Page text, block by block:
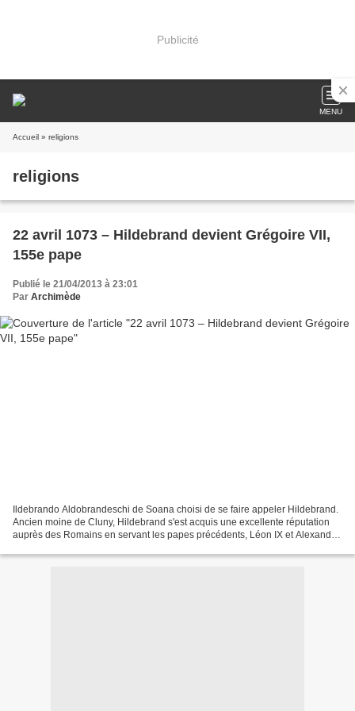
Publicité
MENU
Accueil » religions
religions
22 avril 1073 – Hildebrand devient Grégoire VII,
155e pape
Publié le 21/04/2013 à 23:01
Par Archimède
Ildebrando Aldobrandeschi de Soana choisi de se faire appeler Hildebrand.
Ancien moine de Cluny, Hildebrand s'est acquis une excellente réputation
auprès des Romains en servant les papes précédents, Léon IX et Alexandre